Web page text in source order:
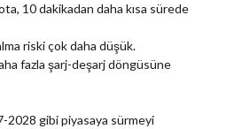
10 dakikadan daha kısa sürede
riski çok daha düşük.
fazla şarj-deşarj döngüsüne
2028 gibi piyasaya sürmeyi